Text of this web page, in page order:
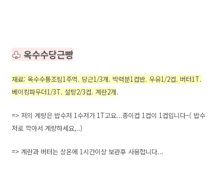
♧ 옥수수당근빵
재료: 옥수수통조림1주먹. 당근1/3개. 박력분1컵반. 우유1/2컵. 버터1T.
베이킹파우더1/3T. 설탕2/3컵. 계란2개.
=> 저의 계량은 밥수저 1수저가 1T고요...종이컵 1컵이 1컵입니다~( 밥수
저로 깍아서 계량하세요,..)
=> 계란과 버터는 상온에 1시간이상 보관후 사용합니다...